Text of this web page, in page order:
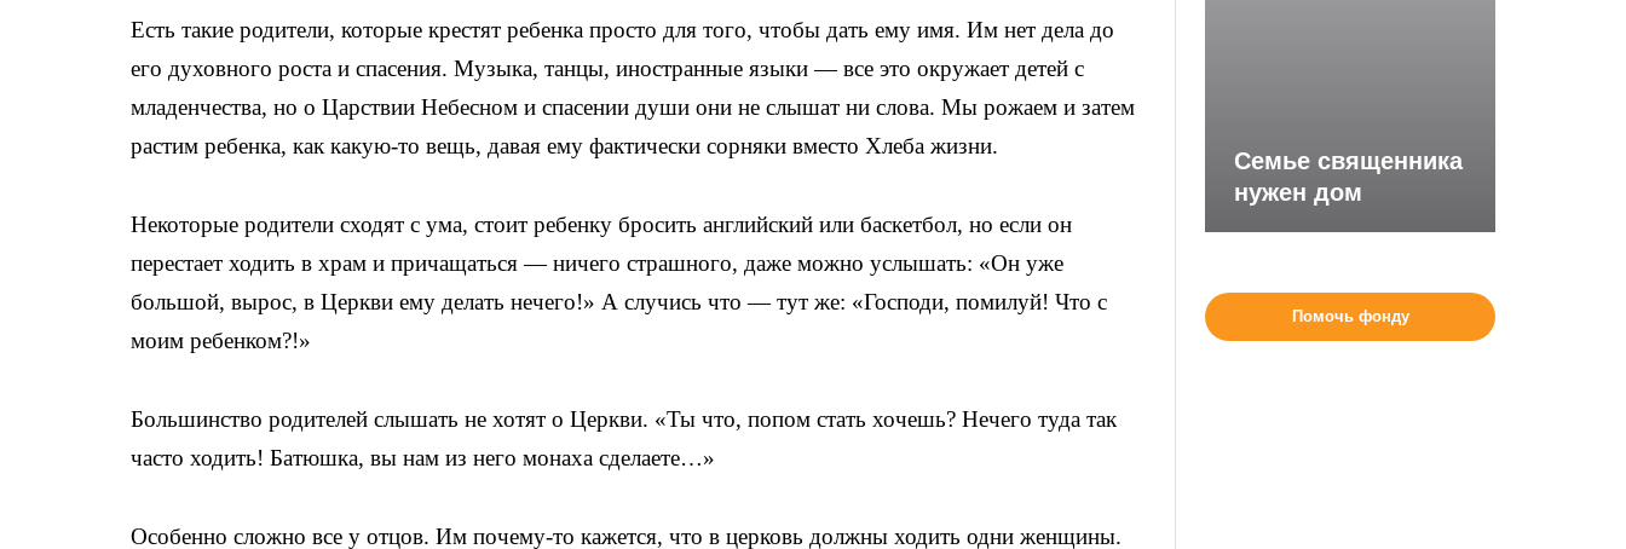
Есть такие родители, которые крестят ребенка просто для того, чтобы дать ему имя. Им нет дела до
его духовного роста и спасения. Музыка, танцы, иностранные языки — все это окружает детей с
младенчества, но о Царствии Небесном и спасении души они не слышат ни слова. Мы рожаем и затем
растим ребенка, как какую-то вещь, давая ему фактически сорняки вместо Хлеба жизни.
Некоторые родители сходят с ума, стоит ребенку бросить английский или баскетбол, но если он
перестает ходить в храм и причащаться — ничего страшного, даже можно услышать: «Он уже
большой, вырос, в Церкви ему делать нечего!» А случись что — тут же: «Господи, помилуй! Что с
моим ребенком?!»
Большинство родителей слышать не хотят о Церкви. «Ты что, попом стать хочешь? Нечего туда так
часто ходить! Батюшка, вы нам из него монаха сделаете…»
Особенно сложно все у отцов. Им почему-то кажется, что в церковь должны ходить одни женщины.
Семье священника
нужен дом
Помочь фонду